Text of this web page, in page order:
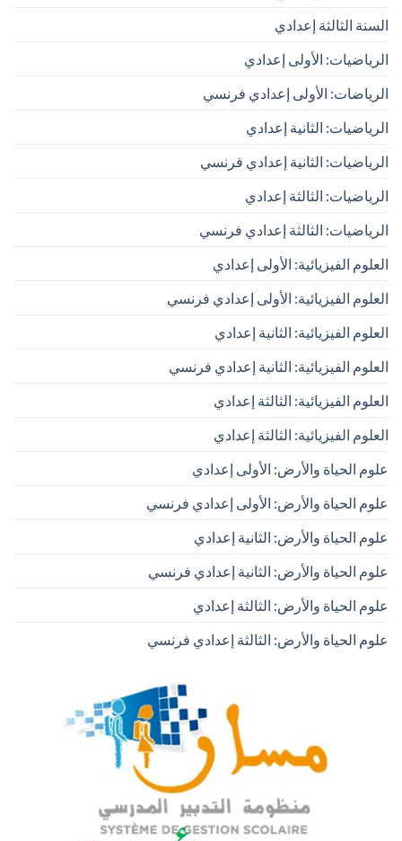
السنة الثالثة إعدادي
الرياضيات: الأولى إعدادي
الرياضات: الأولى إعدادي فرنسي
الرياضيات: الثانية إعدادي
الرياضيات: الثانية إعدادي فرنسي
الرياضيات: الثالثة إعدادي
الرياضيات: الثالثة إعدادي فرنسي
العلوم الفيزيائية: الأولى إعدادي
العلوم الفيزيائية: الأولى إعدادي فرنسي
العلوم الفيزيائية: الثانية إعدادي
العلوم الفيزيائية: الثانية إعدادي فرنسي
العلوم الفيزيائية: الثالثة إعدادي
العلوم الفيزيائية: الثالثة إعدادي
علوم الحياة والأرض: الأولى إعدادي
علوم الحياة والأرض: الأولى إعدادي فرنسي
علوم الحياة والأرض: الثانية إعدادي
علوم الحياة والأرض: الثانية إعدادي فرنسي
علوم الحياة والأرض: الثالثة إعدادي
علوم الحياة والأرض: الثالثة إعدادي فرنسي